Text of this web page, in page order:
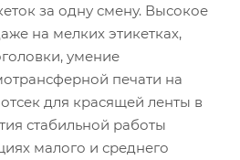
за одну смену. Высокое
на мелких этикетках,
умение
печати на
для красящей ленты в
стабильной работы
малого и среднего